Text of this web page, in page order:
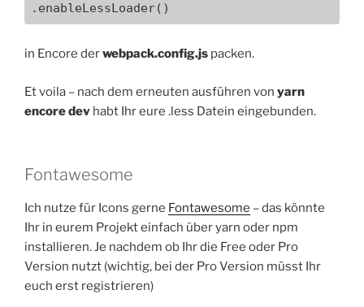
.enableLessLoader()
in Encore derwebpack.config.js packen.
Et voila – nach dem erneuten ausführen von yarn
encore dev habt Ihr eure .less Datein eingebunden.
Fontawesome
Ich nutze für Icons gerne Fontawesome – das könnte
Ihr in eurem Projekt einfach über yarn oder npm
installieren. Je nachdem ob Ihr die Free oder Pro
Version nutzt (wichtig, bei der Pro Version müsst Ihr
euch erst registrieren)